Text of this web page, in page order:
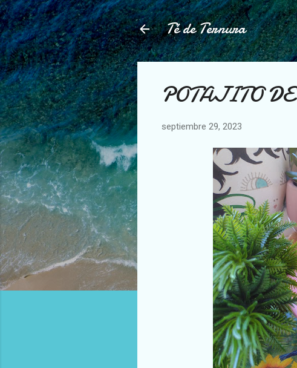
Té de Ternura
POTAJITO
septiembre 29, 2023